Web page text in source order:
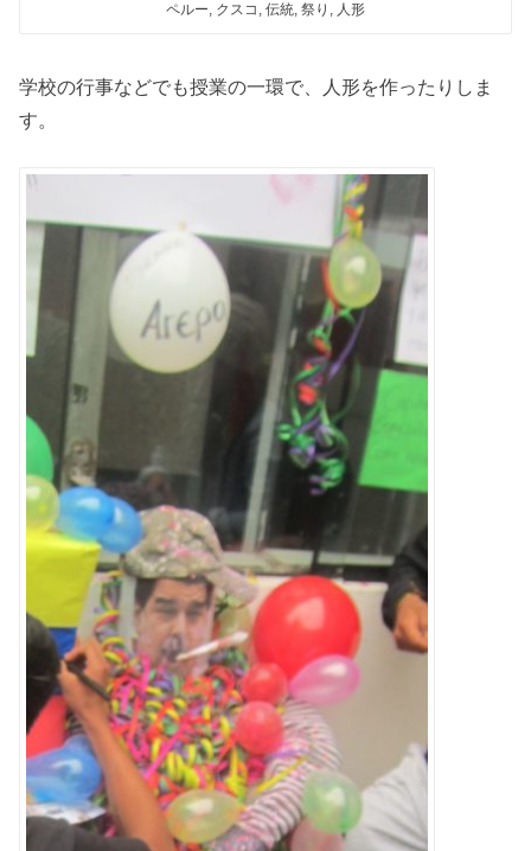
ペルー, クスコ, 伝統, 祭り, 人形
学校の行事などでも授業の一環で、人形を作ったりしま
す。